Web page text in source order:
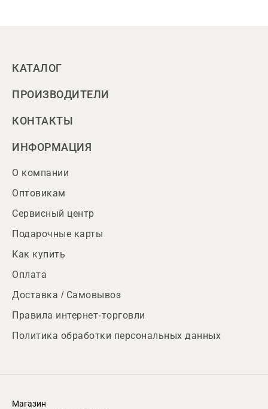
КАТАЛОГ
ПРОИЗВОДИТЕЛИ
КОНТАКТЫ
ИНФОРМАЦИЯ
О компании
Оптовикам
Сервисный центр
Подарочные карты
Как купить
Оплата
Доставка / Самовывоз
Правила интернет-торговли
Политика обработки персональных данных
Магазин